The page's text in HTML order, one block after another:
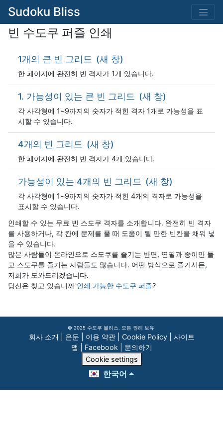
Sudoku Bliss
빈 수도쿠 퍼즐 인쇄
1개의 큰 빈 그리드 (새 창)
한 페이지에 완전히 빈 격자가 1개 있습니다.
1. 가능성이 있는 큰 빈 그리드 (새 창)
각 사각형에 1~9까지의 숫자가 적힌 격자 1개로 가능성을 표
시할 수 있습니다.
4개의 빈 그리드 (새 창)
한 페이지에 완전히 빈 격자가 4개 있습니다.
가능성이 있는 4개의 빈 그리드 (새 창)
각 사각형에 1~9까지의 숫자가 적힌 4개의 격자로 가능성을
표시할 수 있습니다.
인쇄할 수 있는 무료 빈 스도쿠 격자를 소개합니다. 완전히 빈 격자
를 사용하거나, 각 칸에 문제를 풀 때 도움이 될 만한 빈칸을 채워 넣
을 수 있습니다.
많은 사람들이 온라인으로 스도쿠를 즐기는 반면, 연필과 종이만 들
고 스도쿠를 즐기는 사람들도 많습니다. 어떤 방식으로 즐기시든,
저희가 도와드리겠습니다.
당신은 찾고 있습니까 인쇄 가능한 수도쿠 퍼즐?
© 2025 수도쿠 블리스. 모든 권리 보유.
회사 소개 은둔 이용 약관| Cookie Policy| 사이트
맵
Facebook
문의하기
Cookie settings
한국어